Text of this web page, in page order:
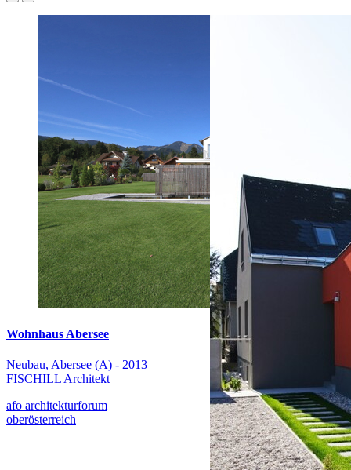
Wohnhaus Abersee
Neubau, Abersee (A) - 2013
FISCHILL Architekt
afo architekturforum
oberösterreich